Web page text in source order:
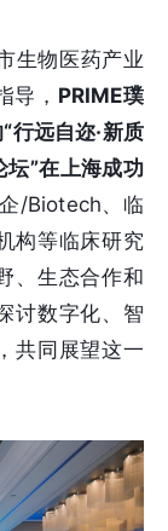
生物医药产业
导， PRIME璞
行远自迩·新质
”在上海成功
/Biotech、临
构等临床研究
、生态合作和
讨数字化、智
共同展望这一